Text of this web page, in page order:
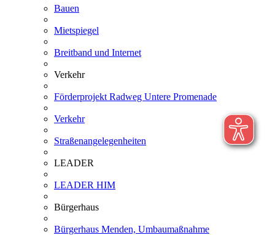
Bauen
Mietspiegel
Breitband und Internet
Verkehr
Förderprojekt Radweg Untere Promenade
Verkehr
Straßenangelegenheiten
LEADER
LEADER HIM
Bürgerhaus
Bürgerhaus Menden, Umbaumaßnahme